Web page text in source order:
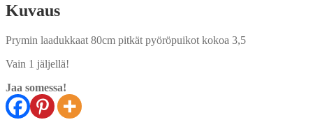
Kuvaus
Prymin laadukkaat 80cm pitkät pyöröpuikot kokoa 3,5
Vain 1 jäljellä!
Jaa somessa!